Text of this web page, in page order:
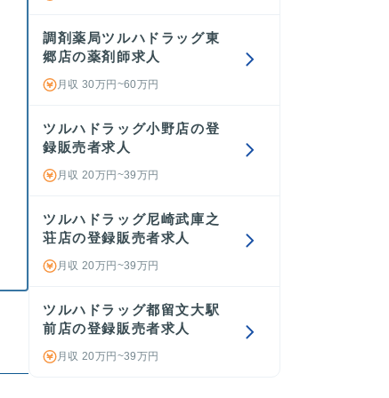
調剤薬局ツルハドラッグ東
郷店の薬剤師求人
月収 30万円~60万円
ツルハドラッグ小野店の登
録販売者求人
月収 20万円~39万円
ツルハドラッグ尼崎武庫之
荘店の登録販売者求人
月収 20万円~39万円
ツルハドラッグ都留文大駅
前店の登録販売者求人
月収 20万円~39万円